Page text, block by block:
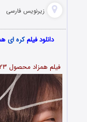
زیرنویس فارسی
دانلود فیلمکره ای
فیلم همزاد محصول ۲۰۲۳